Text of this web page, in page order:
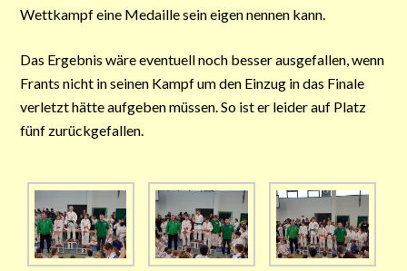
Wettkampf eine Medaille sein eigen nennen kann.
Das Ergebnis wäre eventuell noch besser ausgefallen, wenn
Frants nicht in seinen Kampf um den Einzug in das Finale
verletzt hätte aufgeben müssen. So ist er leider auf Platz
fünf zurückgefallen.